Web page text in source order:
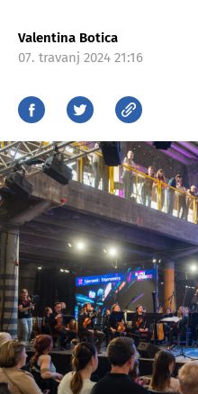
Valentina Botica
07. travanj 2024 21:16